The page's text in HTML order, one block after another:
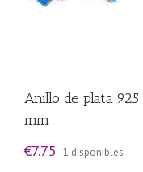
Anillo de plata
mm
€7.75 1 disponibles